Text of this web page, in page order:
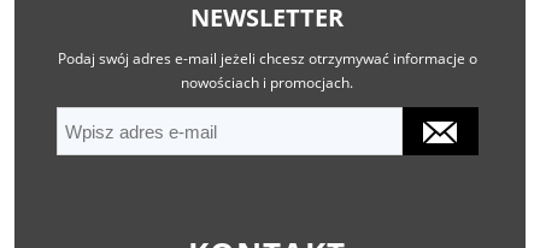
NEWSLETTER
Podaj swój adres e-mail jeżeli chcesz otrzymywać informacje o
nowościach i promocjach.